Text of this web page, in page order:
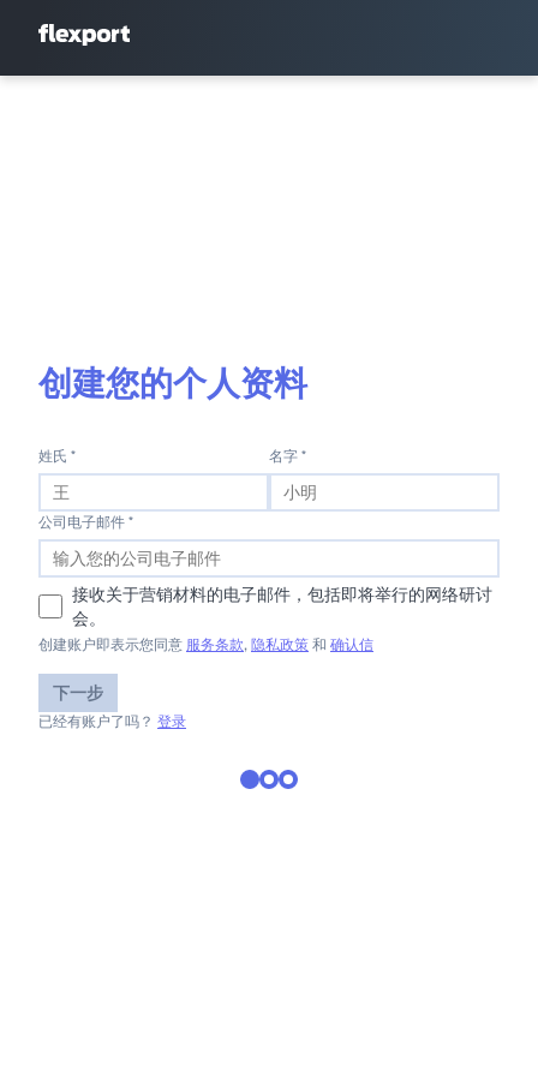
创建您的个人资料
姓氏 * 名字 *
公司电子邮件 *
接收关于营销材料的电子邮件，包括即将举行的网络研讨
会。
创建账户即表示您同意 服务条款, 隐私政策 和 确认信
下一步
已经有账户了吗？ 登录